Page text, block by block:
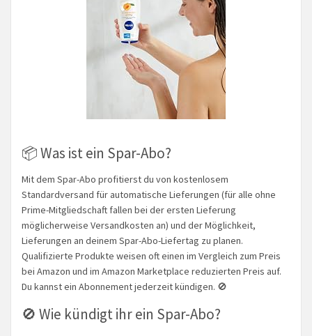
📦 Was ist ein Spar-Abo?
Mit dem Spar-Abo profitierst du von kostenlosem
Standardversand für automatische Lieferungen (für alle ohne
Prime-Mitgliedschaft fallen bei der ersten Lieferung
möglicherweise Versandkosten an) und der Möglichkeit,
Lieferungen an deinem Spar-Abo-Liefertag zu planen.
Qualifizierte Produkte weisen oft einen im Vergleich zum Preis
bei Amazon und im Amazon Marketplace reduzierten Preis auf.
Du kannst ein Abonnement jederzeit kündigen. 🚫
🚫 Wie kündigt ihr ein Spar-Abo?